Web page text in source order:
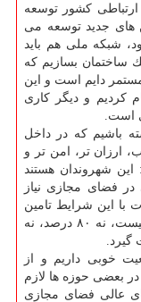
كشور توسعه
های جدید توسعه می
شبكه ملی هم باید
ساختمان بسازیم كه
دایم است و این
كردیم و دیگر كاری
است.
باشیم كه در داخل
ارزان تر، امن تر و
این شهروندان هستند
فضای مجازی نیاز
با این شرایط تامین
گردد، بدین سبب تعیین درصد حرف درستی نیست، نه ۸۰ درصد، نه
خوبی داریم و از
بعضی حوزه ها لازم
عالی فضای مجازی